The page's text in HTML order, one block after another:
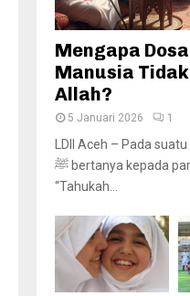
Mengapa
Manusia
Allah?
5 Januari 2026 1
LDII Aceh – Pada
ﷺ bertanya kepada para sahabatnya,
“Tahukah...